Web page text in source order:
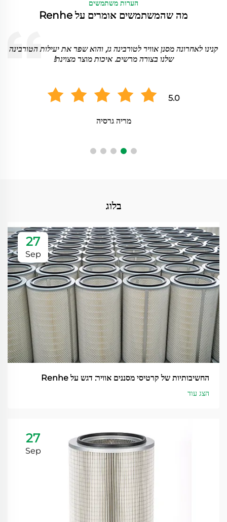
הערות משתמשים
מה שהמשתמשים אומרים על Renhe
קנינו לאחרונה מסנן אוויר לטורבינה גז, והוא שפר את יעילות הטורבינה
שלנו בצורה מרשים. איכות מוצר מצוינת!
5.0
מריה גרסיה
בלוג
27
Sep
החשיבותיות של קרטיסי מסננים אוויר: דגש על Renhe
הצג עוד
27
Sep